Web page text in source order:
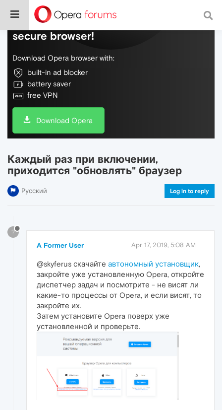
Do more on the web, with a fast and
secure browser!
Download Opera browser with:
built-in ad blocker
battery saver
free VPN
Download Opera
Каждый раз при включении,
приходится "обновлять" браузер
Русский Log in to reply
?
A Former User Apr 17, 2019, 5:08 AM
@skyferus скачайте автономный установщик,
закройте уже установленную Opera, откройте
диспетчер задач и посмотрите - не висят ли
какие-то процессы от Opera, и если висят, то
закройте их.
Затем установите Opera поверх уже
установленной и проверьте.